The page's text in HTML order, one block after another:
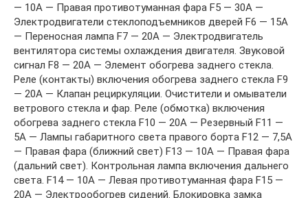
— 10А — Правая противотуманная фара F5 — 30А —
Электродвигатели стеклоподъемников дверей F6 — 15А
— Переносная лампа F7 — 20А — Электродвигатель
вентилятора системы охлаждения двигателя. Звуковой
сигнал F8 — 20А — Элемент обогрева заднего стекла.
Реле (контакты) включения обогрева заднего стекла F9
— 20А — Клапан рециркуляции. Очистители и омыватели
ветрового стекла и фар. Реле (обмотка) включения
обогрева заднего стекла F10 — 20А — Резервный F11 —
5А — Лампы габаритного света правого борта F12 — 7,5А
— Правая фара (ближний свет) F13 — 10А — Правая фара
(дальний свет). Контрольная лампа включения дальнего
света. F14 — 10А — Левая противотуманная фара F15 —
20А — Электрообогрев сидений. Блокировка замка